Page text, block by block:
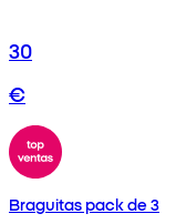
30
€
Braguitas pack de 3